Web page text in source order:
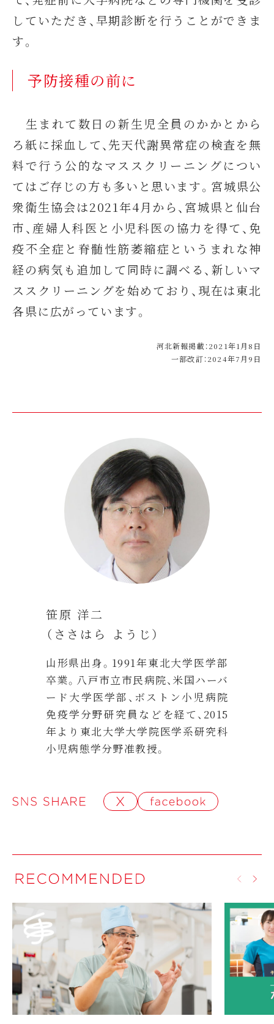
していただき、早期診断を行うことができま
す。
予防接種の前に
生まれて数日の新生児全員のかかとから
ろ紙に採血して、先天代謝異常症の検査を無
料で行う公的なマススクリーニングについ
てはご存じの方も多いと思います。宮城県公
衆衛生協会は2021年4月から、宮城県と仙台
市、産婦人科医と小児科医の協力を得て、免
疫不全症と脊髄性筋萎縮症というまれな神
経の病気も追加して同時に調べる、新しいマ
ススクリーニングを始めており、現在は東北
各県に広がっています。
河北新報掲載：2021年1月8日
一部改訂：2024年7月9日
笹原 洋二
（ささはら ようじ）
山形県出身。1991年東北大学医学部
卒業。八戸市立市民病院、米国ハーバ
ード大学医学部、ボストン小児病院
免疫学分野研究員などを経て、2015
年より東北大学大学院医学系研究科
小児病態学分野准教授。